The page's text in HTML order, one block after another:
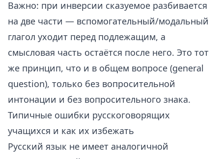
Важно: при инверсии сказуемое разбивается
на две части — вспомогательный/модальный
глагол уходит перед подлежащим, а
смысловая часть остаётся после него. Это тот
же принцип, что и в общем вопросе (general
question), только без вопросительной
интонации и без вопросительного знака.
Типичные ошибки русскоговорящих
учащихся и как их избежать
Русский язык не имеет аналогичной